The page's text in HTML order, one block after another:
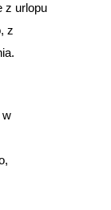
z urlopu
z
w